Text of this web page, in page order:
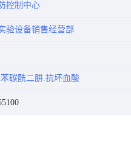
控制中心
验设备销售经营部
碳酰二肼.抗坏血酸